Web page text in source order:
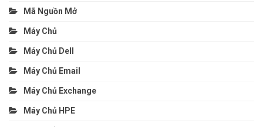
Mã Nguồn Mở
Máy Chủ
Máy Chủ Dell
Máy Chủ Email
Máy Chủ Exchange
Máy Chủ HPE